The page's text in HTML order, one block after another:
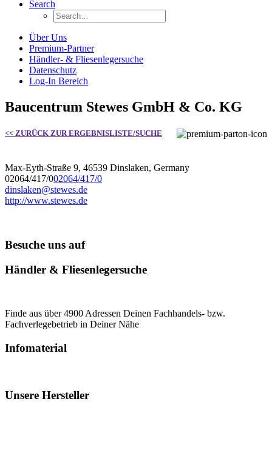
Search
Über Uns
Premium-Partner
Händler- & Fliesenlegersuche
Datenschutz
Log-In Bereich
Baucentrum Stewes GmbH & Co. KG
<< ZURÜCK ZUR ERGEBNISLISTE/SUCHE
Max-Eyth-Straße 9, 46539 Dinslaken, Germany
02064/417/002064/417/0
dinslaken@stewes.de
http://www.stewes.de
Besuche uns auf
Händler & Fliesenlegersuche
Finde aus über 4900 Adressen Deinen Fachhandels- bzw.
Fachverlegebetrieb in Deiner Nähe
Infomaterial
Unsere Hersteller